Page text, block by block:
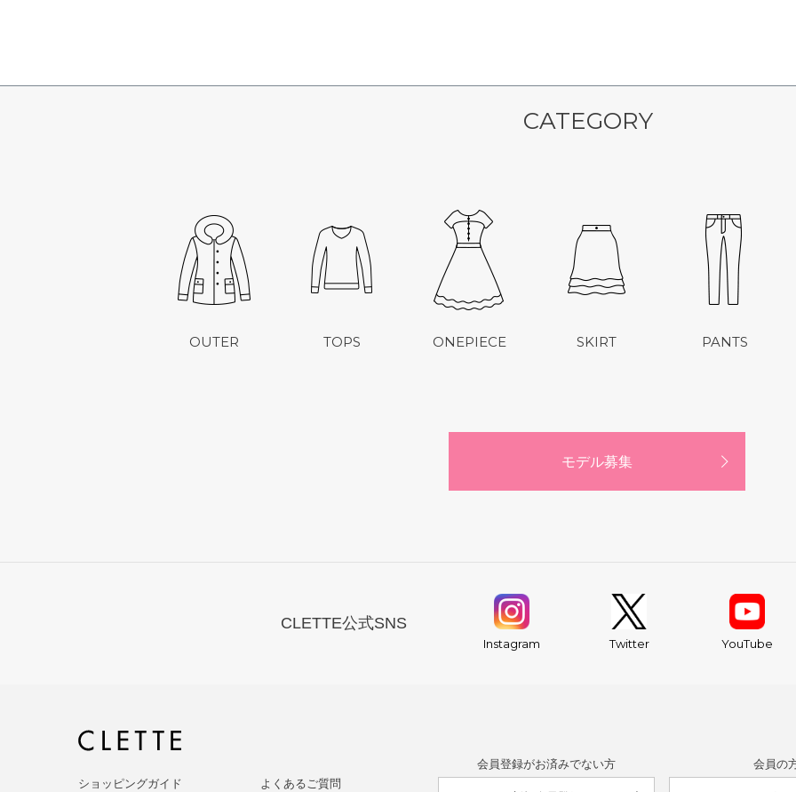
CATEGORY
OUTER TOPS ONEPIECE SKIRT PANTS
モデル募集
CLETTE公式SNS
Instagram Twitter YouTube
会員登録がお済みでない方 会員の
ショッピングガイド よくあるご質問